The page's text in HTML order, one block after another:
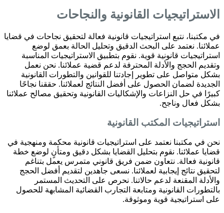
الاستراتيجيات القانونية والنجاحات
في مكتبنا، نتبع استراتيجيات قانونية فعالة لتحقيق نجاحات في قضايا
عملائنا. نعتمد على البحث الدقيق وتحليل الحالة بعمق لوضع
استراتيجيات قانونية قوية. نقوم بتطبيق الاستراتيجيات المناسبة
وتقديم الحجج والأدلة المحترفة لدعم قضية عملائنا. نحن نعمل
بشكل متواصل على تطوير إجادتنا للقوانين والتطورات القانونية
الجديدة لضمان الحصول على أفضل النتائج لعملائنا. حققنا نجاحًا
كبيرًا في حل النزاعات والإشكاليات القانونية وتحقيق مصالح عملائنا
بشكل فعال وناجح.
استراتيجيات المكتب القانونية
نحن في مكتبنا نعتمد على استراتيجيات قانونية محكمة ومنهجية في
قضايا عملائنا. نقوم بتحليل القضايا بشكل دقيق ومتأنٍ لوضع خطة
قانونية فعالة. نتعاون ضمن فريق قانوني متمرس يعمل بتناغم
لتحقيق نتائج إيجابية لعملائنا. نسعى جاهدين لتقديم أفضل الحجج
والأدلة المقنعة لدعم حالاتنا. نحرص على التحديث المستمر
بالتطورات القانونية ومتابعة التجارب القضائية المشابهة للحصول
على استراتيجية قوية وموثوقة.